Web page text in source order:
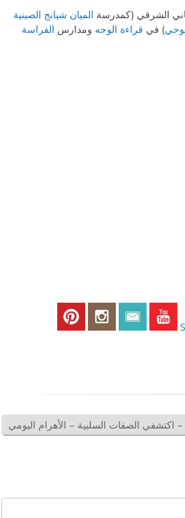
الشرقي (كمدرسة الميان شيانج الصينية
) في قراءة الوجه ومدارس الفراسة
اكتشفي الصفات السلبية – الأهرام اليومي